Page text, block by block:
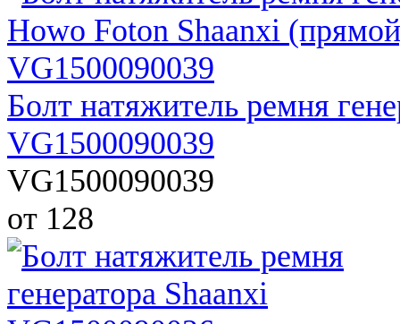
Болт натяжитель ремня
VG1500090039
VG1500090039
от 128